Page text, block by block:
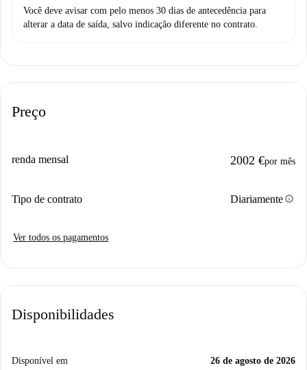
Você deve avisar com pelo menos 30 dias de antecedência para
alterar a data de saída, salvo indicação diferente no contrato.
Preço
renda mensal 2002 €por mês
Tipo de contrato Diariamenteinfo
Ver todos os pagamentos
Disponibilidades
Disponível em 26 de agosto de 2026